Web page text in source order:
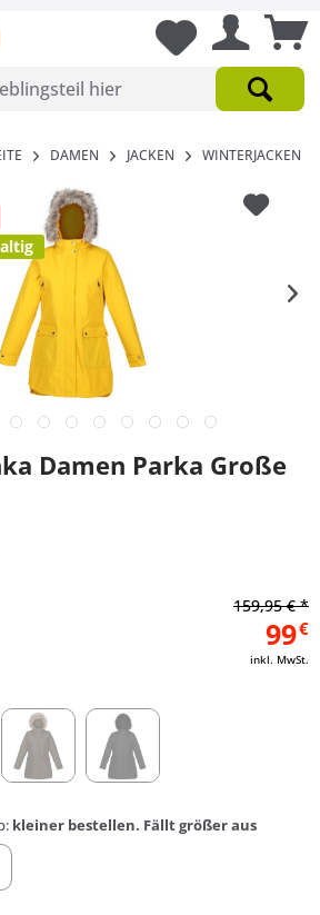
DAMEN JACKEN WINTERJACKEN
Damen Parka Große
99€
inkl. MwSt.
159,95 € *
kleiner bestellen. Fällt größer aus